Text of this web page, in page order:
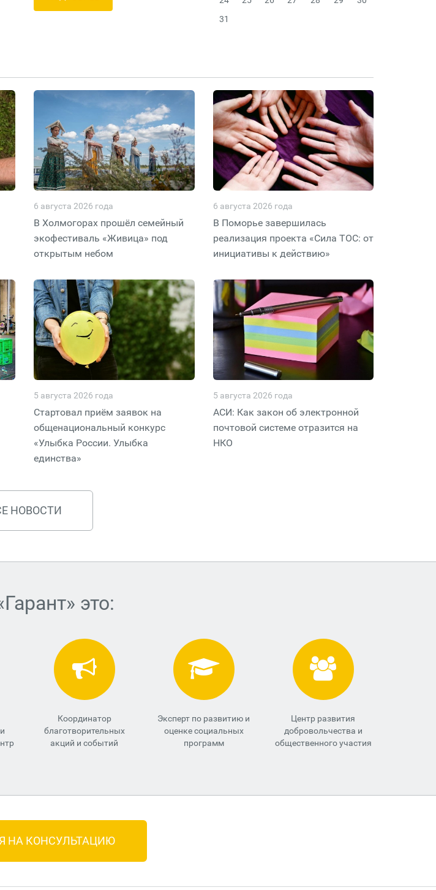
31
6 августа 2026 года
В Холмогорах прошёл семейный
экофестиваль «Живица» под
открытым небом
6 августа 2026 года
В Поморье завершилась
реализация проекта «Сила ТОС: от
инициативы к действию»
5 августа 2026 года
Стартовал приём заявок на
общенациональный конкурс
«Улыбка России. Улыбка
единства»
5 августа 2026 года
АСИ: Как закон об электронной
почтовой системе отразится на
НКО
НОВОСТИ
это:
Координатор
благотворительных
акций и событий
Эксперт по развитию и
оценке социальных
программ
Центр развития
добровольчества и
общественного участия
НА КОНСУЛЬТАЦИЮ